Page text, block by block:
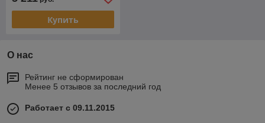
Купить
О нас
Рейтинг не сформирован
Менее 5 отзывов за последний год
Работает с 09.11.2015